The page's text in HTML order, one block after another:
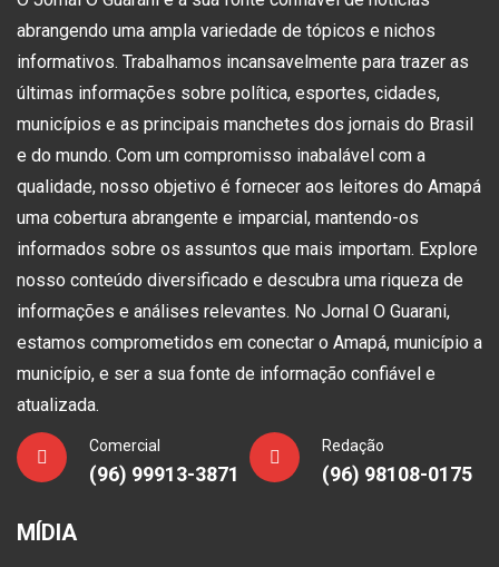
abrangendo uma ampla variedade de tópicos e nichos
informativos. Trabalhamos incansavelmente para trazer as
últimas informações sobre política, esportes, cidades,
municípios e as principais manchetes dos jornais do Brasil
e do mundo. Com um compromisso inabalável com a
qualidade, nosso objetivo é fornecer aos leitores do Amapá
uma cobertura abrangente e imparcial, mantendo-os
informados sobre os assuntos que mais importam. Explore
nosso conteúdo diversificado e descubra uma riqueza de
informações e análises relevantes. No Jornal O Guarani,
estamos comprometidos em conectar o Amapá, município a
município, e ser a sua fonte de informação confiável e
atualizada.
Comercial
(96) 99913-3871
Redação
(96) 98108-0175
MÍDIA